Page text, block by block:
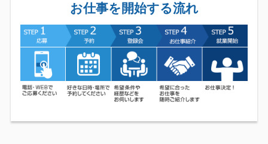
お仕事を開始する流れ